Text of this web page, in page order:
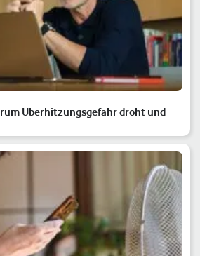
Überhitzungsgefahr droht und